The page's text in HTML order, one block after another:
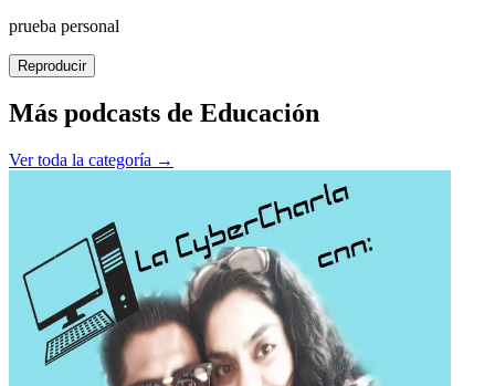
prueba personal
Reproducir
Más podcasts de Educación
Ver toda la categoría →